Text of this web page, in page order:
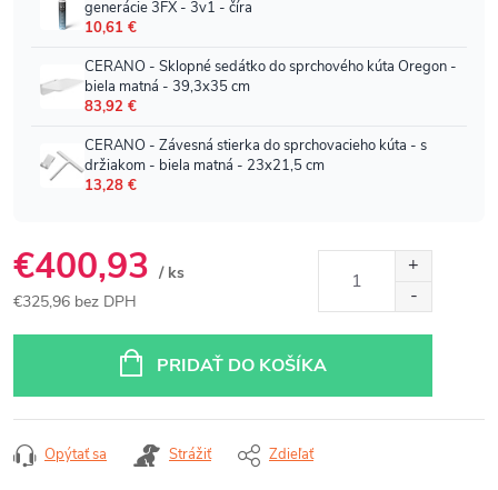
€400,93 / ks
€325,96 bez DPH
PRIDAŤ DO KOŠÍKA
Opýtať sa Strážiť Zdieľať